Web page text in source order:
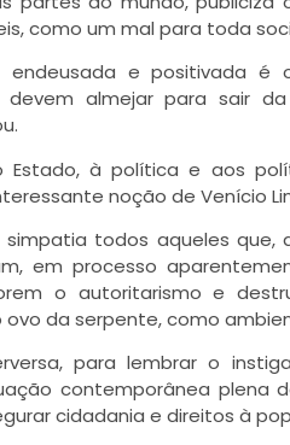
como um mal para toda
endeusada e positivada é
devem almejar para sair
Estado, à política e aos
noção de Venício
todos aqueles
em processo
o autoritarismo e
da serpente, como
para lembrar o
contemporânea plena
cidadania e direitos à